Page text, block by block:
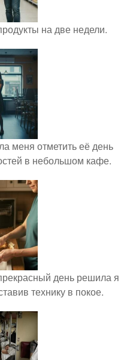
на две недели.
меня отметить её день
в небольшом кафе.
день решила я
технику в покое.